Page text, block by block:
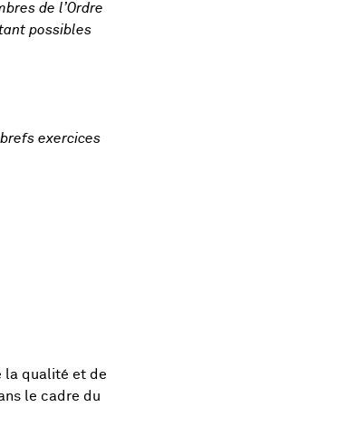
de l’Ordre
possibles
exercices
la qualité et de
le cadre du